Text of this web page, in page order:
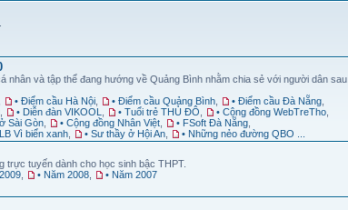
nhân và tập thể đang hướng về Quảng Bình nhằm chia sẻ với người dân sau
• Điểm cầu Hà Nội • Điểm cầu Quảng Bình • Điểm cầu Đà Nẵng
• Diễn đàn VIKOOL • Tuổi trẻ THỦ ĐÔ • Cộng đồng WebTreTho
Sài Gòn • Cộng đồng Nhân Việt • FSoft Đà Nẵng
Vì biển xanh • Sư thầy ở Hội An • Những nẻo đường QBO ...
trực tuyến dành cho học sinh bậc THPT.
• Năm 2008 • Năm 2007